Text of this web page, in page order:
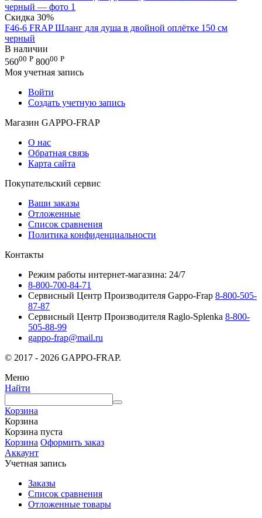
Скидка 30%
F46-6 FRAP Шланг для душа в двойной оплётке 150 см
черный
В наличии
56000 Р 80000 Р
Моя учетная запись
Войти
Создать учетную запись
Магазин GAPPO-FRAP
О нас
Обратная связь
Карта сайта
Покупательский сервис
Ваши заказы
Отложенные
Список сравнения
Политика конфиденциальности
Контакты
Режим работы интернет-магазина: 24/7
8-800-700-84-71
Сервисный Центр Производителя Gappo-Frap 8-800-505-
87-87
Сервисный Центр Производителя Raglo-Splenka 8-800-
505-88-99
gappo-frap@mail.ru
© 2017 - 2026 GAPPO-FRAP.
Меню
Найти
Корзина
Корзина
Корзина пуста
Корзина Оформить заказ
Аккаунт
Учетная запись
Заказы
Список сравнения
Отложенные товары